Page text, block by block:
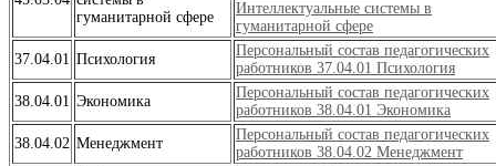
гуманитарной сфере
Интеллектуальные системы в
гуманитарной сфере
37.04.01 Психология
Персональный состав педагогических
работников 37.04.01 Психология
38.04.01 Экономика
Персональный состав педагогических
работников 38.04.01 Экономика
38.04.02 Менеджмент
Персональный состав педагогических
работников 38.04.02 Менеджмент